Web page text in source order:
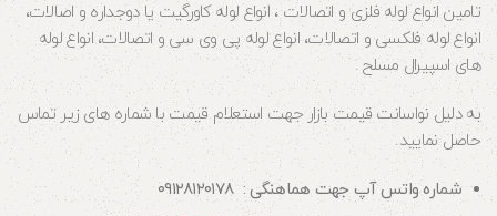
تامین انواع لوله فلزی و اتصالات ، انواع لوله کاورگیت یا دوجداره و اصالات،
انواع لوله فلکسی و اتصالات، انواع لوله پی وی سی و اتصالات، انواع لوله
های اسپیرال مسلح .
به دلیل نواسانت قیمت بازار جهت استعلام قیمت با شماره های زیر تماس
حاصل نمایید.
شماره واتس آپ جهت هماهنگی : ۰۹۱۲۸۱۲۰۱۷۸